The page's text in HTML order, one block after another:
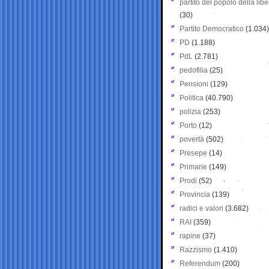
partito del popolo della
(30)
Partito Democratico (1.034)
PD (1.188)
PdL (2.781)
pedofilia (25)
Pensioni (129)
Politica (40.790)
polizia (253)
Porto (12)
povertà (502)
Presepe (14)
Primarie (149)
Prodi (52)
Provincia (139)
radici e valori (3.682)
RAI (359)
rapine (37)
Razzismo (1.410)
Referendum (200)